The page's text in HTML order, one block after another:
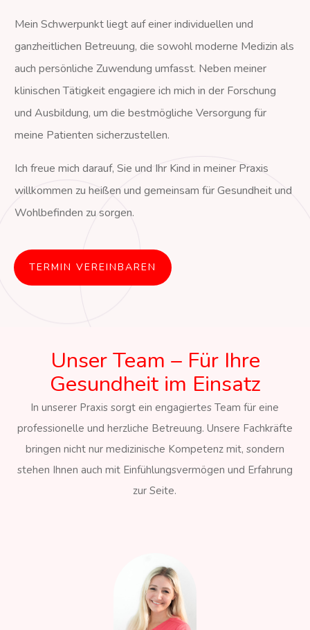
Mein Schwerpunkt liegt auf einer individuellen und
ganzheitlichen Betreuung, die sowohl moderne Medizin als
auch persönliche Zuwendung umfasst. Neben meiner
klinischen Tätigkeit engagiere ich mich in der Forschung
und Ausbildung, um die bestmögliche Versorgung für
meine Patienten sicherzustellen.
Ich freue mich darauf, Sie und Ihr Kind in meiner Praxis
willkommen zu heißen und gemeinsam für Gesundheit und
Wohlbefinden zu sorgen.
TERMIN VEREINBAREN
Unser Team – Für Ihre
Gesundheit im Einsatz
In unserer Praxis sorgt ein engagiertes Team für eine
professionelle und herzliche Betreuung. Unsere Fachkräfte
bringen nicht nur medizinische Kompetenz mit, sondern
stehen Ihnen auch mit Einfühlungsvermögen und Erfahrung
zur Seite.